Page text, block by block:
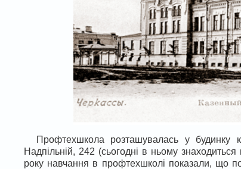
Профтехшкола розташувалась у будинку
Надпільній, 242 (сьогодні в ньому знаходиться
року навчання в профтехшколі показали, що